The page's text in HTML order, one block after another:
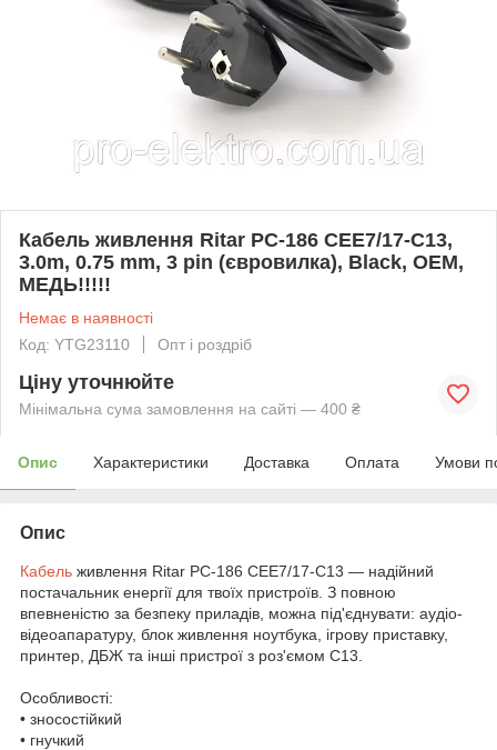
Кабель живлення Ritar PC-186 CEE7/17-C13,
3.0m, 0.75 mm, 3 pin (євровилка), Black, OEM,
МЕДЬ!!!!!
Немає в наявності
Код: YTG23110
Опт і роздріб
Ціну уточнюйте
Мінімальна сума замовлення на сайті — 400 ₴
Опис Характеристики Доставка Оплата Умови
Опис
Кабель живлення Ritar PC-186 CEE7/17-C13 — надійний
постачальник енергії для твоїх пристроїв. З повною
впевненістю за безпеку приладів, можна під'єднувати: аудіо-
відеоапаратуру, блок живлення ноутбука, ігрову приставку,
принтер, ДБЖ та інші пристрої з роз'ємом C13.
Особливості:
• зносостійкий
• гнучкий